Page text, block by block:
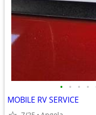
• • • •
MOBILE RV SERVICE